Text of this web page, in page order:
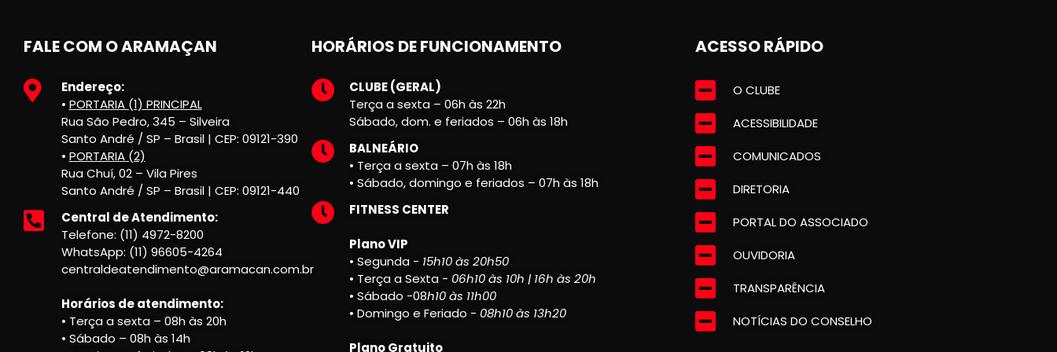
FALE COM O ARAMAÇAN
Endereço:
• PORTARIA (1) PRINCIPAL
Rua São Pedro, 345 – Silveira
Santo André / SP – Brasil | CEP: 09121-390
• PORTARIA (2)
Rua Chuí, 02 – Vila Pires
Santo André / SP – Brasil | CEP: 09121-440
Central de Atendimento:
Telefone: (11) 4972-8200
WhatsApp: (11) 96605-4264
centraldeatendimento@aramacan.com.br
Horários de atendimento:
• Terça a sexta – 08h às 20h
• Sábado – 08h às 14h
HORÁRIOS DE FUNCIONAMENTO
CLUBE (GERAL)
Terça a sexta – 06h às 22h
Sábado, dom. e feriados – 06h às 18h
BALNEÁRIO
• Terça a sexta – 07h às 18h
• Sábado, domingo e feriados – 07h às 18h
FITNESS CENTER
Plano VIP
• Segunda - 15h10 às 20h50
• Terça a Sexta - 06h10 às 10h | 16h às 20h
• Sábado -08h10 às 11h00
• Domingo e Feriado - 08h10 às 13h20
Plano Gratuito
ACESSO RÁPIDO
O CLUBE
ACESSIBILIDADE
COMUNICADOS
DIRETORIA
PORTAL DO ASSOCIADO
OUVIDORIA
TRANSPARÊNCIA
NOTÍCIAS DO CONSELHO